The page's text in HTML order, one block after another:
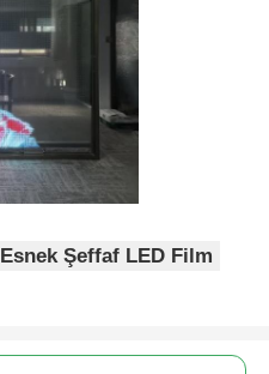
Esnek Şeffaf LED Film